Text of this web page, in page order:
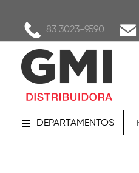
83 3023-9590
DEPARTAMENTOS